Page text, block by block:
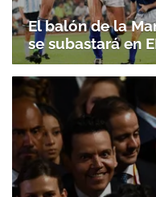
El balón de la
se subastará en